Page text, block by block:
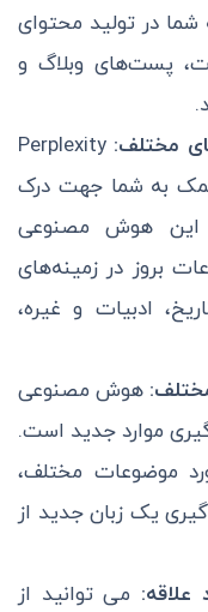
در تولید محتوای
پست‌های وبلاگ و
مختلف: Perplexity
کمک به شما جهت درک
این هوش مصنوعی
بروز در زمینه‌های
ادبیات و غیره،
هوش مصنوعی
موارد جدید است.
موضوعات مختلف،
یک زبان جدید از
علاقه: می توانید از